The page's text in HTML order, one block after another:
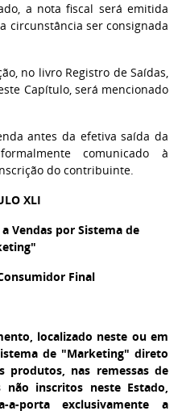
a nota fiscal será emitida
circunstância ser consignada
no livro Registro de Saídas,
Capítulo, será mencionado
antes da efetiva saída da
comunicado à
do contribuinte.
XLI
Vendas por Sistema de
Final
localizado neste ou em
de "Marketing" direto
produtos, nas remessas de
não inscritos neste Estado,
porta exclusivamente a